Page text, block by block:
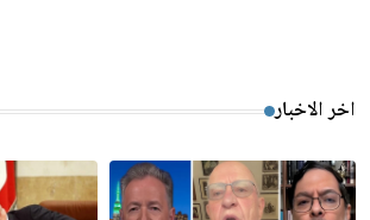
اخر الاخبار